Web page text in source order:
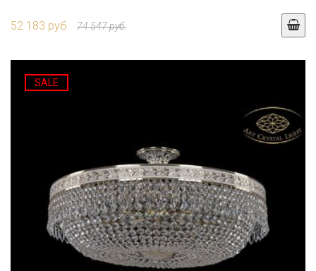
52 183 руб. 74 547 руб.
SALE